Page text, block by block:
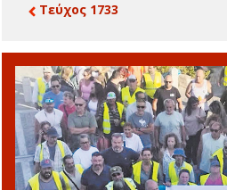
Τεύχος 1733